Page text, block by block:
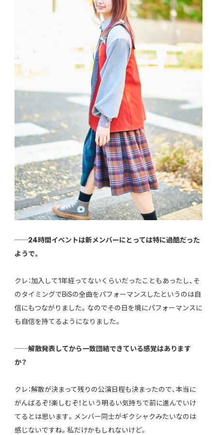
──24時間イベントは新メンバーにとっては特に過酷だった
ようで。
クレ：加入して1年経ってないくらいだったこともあったし、そ
のタイミングでBiSの全曲をパフォーマンスしたというのは自
信にもつながりました。なのでその日を境にパフォーマンスに
も自信を持てるようになりました。
──解散発表してから一致団結できている感覚はあります
か？
クレ：解散が決まって残りの公演日程も決まったので、本当に
がんばるぞ！楽しむぞ！という明るい気持ちで前に進んでいけ
てるとは思います。メンバー同士がギクシャクみたいなのは
感じないですね。私だけかもしれないけど。